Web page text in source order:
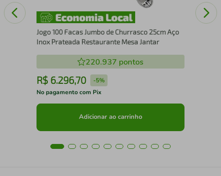
Jogo 100 Facas Jumbo de Churrasco 25cm Aço
Inox Prateada Restaurante Mesa Jantar
220.937 pontos
R$ 6.296,70 -5%
No pagamento com Pix
Adicionar ao carrinho